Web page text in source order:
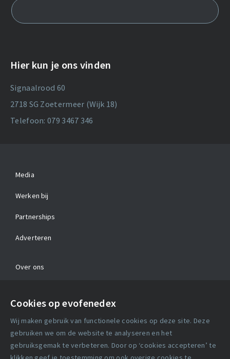
Cookies op evofenedex
Wij maken gebruik van functionele cookies op deze site. Deze
gebruiken we om de website te analyseren en het
gebruiksgemak te verbeteren. Door op ‘cookies accepteren’ te
Hier kun je ons vinden
Signaalrood 60
2718 SG Zoetermeer (Wijk 18)
Telefoon: 079 3467 346
Media
Werken bij
Partnerships
Adverteren
Over ons
Algemene voorwaarden
Cookie verklaring